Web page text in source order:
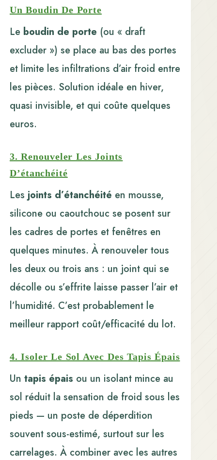
Un Boudin De Porte
Le boudin de porte (ou « draft
excluder ») se place au bas des portes
et limite les infiltrations d’air froid entre
les pièces. Solution idéale en hiver,
quasi invisible, et qui coûte quelques
euros.
3. Renouveler Les Joints
D’étanchéité
Lesjoints d’étanchéité en mousse,
silicone ou caoutchouc se posent sur
les cadres de portes et fenêtres en
quelques minutes. À renouveler tous
les deux ou trois ans : un joint qui se
décolle ou s’effrite laisse passer l’air et
l’humidité. C’est probablement le
meilleur rapport coût/efficacité du lot.
4. Isoler Le Sol Avec Des Tapis Épais
Un tapis épais ou un isolant mince au
sol réduit la sensation de froid sous les
pieds — un poste de déperdition
souvent sous-estimé, surtout sur les
carrelages. À combiner avec les autres